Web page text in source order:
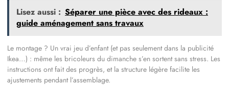
Lisez aussi : Séparer une pièce avec des rideaux :
guide aménagement sans travaux
Le montage ? Un vrai jeu d’enfant (et pas seulement dans la publicité
Ikea…) : même les bricoleurs du dimanche s’en sortent sans stress. Les
instructions ont fait des progrès, et la structure légère facilite les
ajustements pendant l’assemblage.